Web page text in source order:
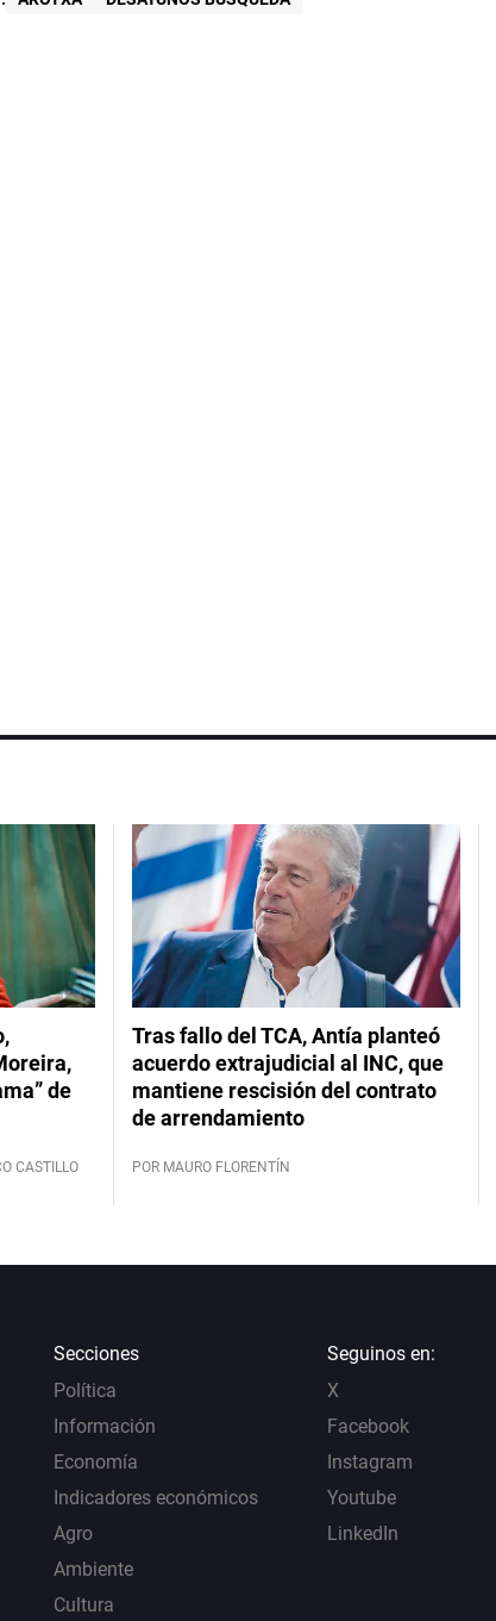
de
CASTILLO
Tras fallo del TCA, Antía planteó
acuerdo extrajudicial al INC, que
mantiene rescisión del contrato
de arrendamiento
POR MAURO FLORENTÍN
Secciones
Política
Información
Economía
Indicadores económicos
Agro
Ambiente
Cultura
Seguinos en:
X
Facebook
Instagram
Youtube
LinkedIn